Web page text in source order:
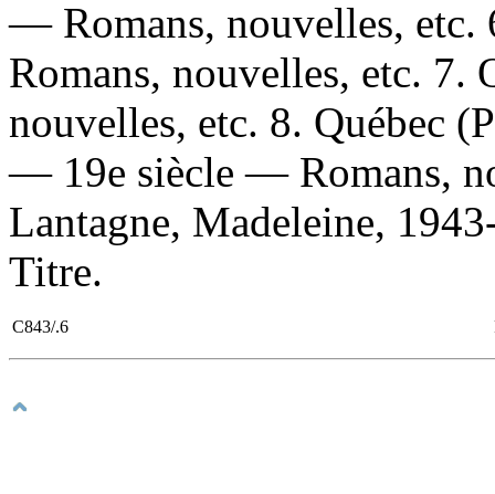
— Romans, nouvelles,
Romans, nouvelles, etc. 7.
nouvelles, etc. 8. Québec
— 19e siècle — Romans,
Lantagne, Madeleine,
Titre.
C843/.6